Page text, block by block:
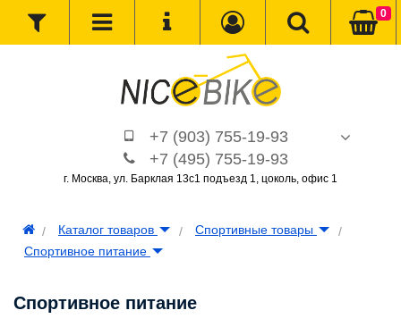
+7 (903) 755-19-93
+7 (495) 755-19-93
г. Москва, ул. Барклая 13с1 подъезд 1, цоколь, офис 1
0
Каталог товаров
Спортивные товары
Спортивное питание
Спортивное питание